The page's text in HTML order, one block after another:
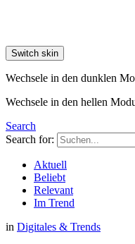
Switch skin
Wechsele in den dunklen
Wechsele in den hellen
Search
Search for:
Aktuell
Beliebt
Relevant
Im Trend
in Digitales & Trends